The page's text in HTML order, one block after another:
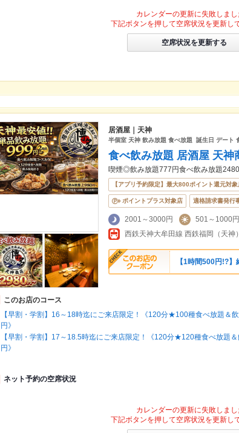
カレンダーの更新に失敗しまし
下記ボタンを押して空席状況を更新し
空席状況を更新する
居酒屋｜天神
半個室 天神 飲み放題 食べ放題 誕生日 デー
食べ飲み放題 居酒屋 天神
喫煙◎飲み放題777円食べ飲み放題
【アプリ予約限定】最大800ポイント還元対象
ポイントプラス対象店 適格請求書発行
2001～3000円
501～1000円
【1時間500円!?
このお店のコース
【早割・学割】16～18時迄にご来店限定！《120分★100種食べ放題＆
円》
【早割・学割】17～18.5時迄にご来店限定！《120分★120種食べ放題
円》
ネット予約の空席状況
カレンダーの更新に失敗しまし
下記ボタンを押して空席状況を更新し